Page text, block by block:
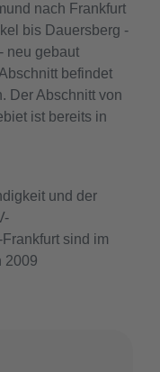
nach Frankfurt
bis Dauersberg -
neu gebaut
befindet
Der Abschnitt von
ist bereits in
und der
sind im
2009